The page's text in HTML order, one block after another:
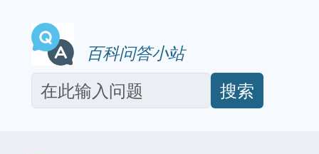
百科问答小站
搜索